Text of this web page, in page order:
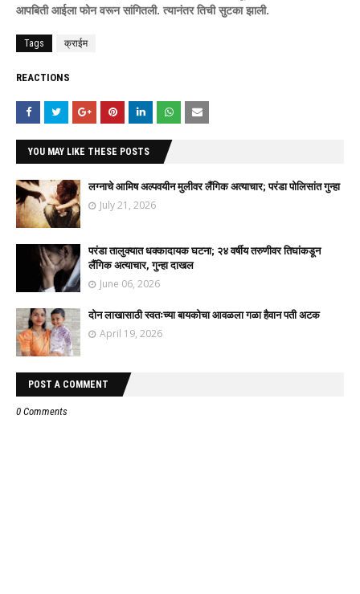
आपबिती आईला फोन वरून सांगितली. त्यानंतर तिची सुटका झाली.
Tags क्राईम
REACTIONS
YOU MAY LIKE THESE POSTS
लग्नाचे आमिष अल्पवयीन मुलीवर लैंगिक अत्याचार; परंडा पोलिसांत गुन्हा
July 21, 2026
परंडा तालुक्यात धक्कादायक घटना; २४ वर्षीय तरुणीवर तिघांकडून
लैंगिक अत्याचार, गुन्हा दाखल
June 06, 2026
दोन लाखासाठी स्वतःच्या बायकोचा आवळला गळा हैवान पती अटक
April 19, 2026
POST A COMMENT
0 Comments